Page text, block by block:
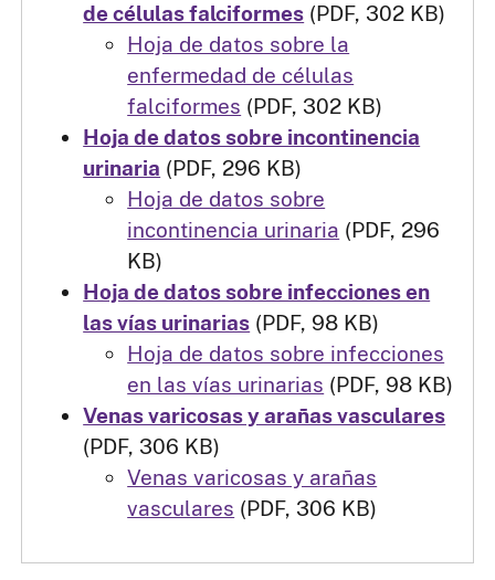
de células falciformes (PDF, 302 KB)
Hoja de datos sobre la
enfermedad de células
falciformes (PDF, 302 KB)
Hoja de datos sobre incontinencia
urinaria (PDF, 296 KB)
Hoja de datos sobre
incontinencia urinaria (PDF, 296
KB)
Hoja de datos sobre infecciones en
las vías urinarias (PDF, 98 KB)
Hoja de datos sobre infecciones
en las vías urinarias (PDF, 98 KB)
Venas varicosas y arañas vasculares
(PDF, 306 KB)
Venas varicosas y arañas
vasculares (PDF, 306 KB)